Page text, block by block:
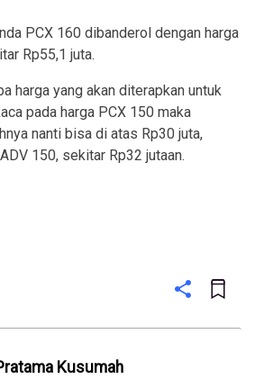
PCX 160 dibanderol dengan harga
Rp55,1 juta.
harga yang akan diterapkan untuk
pada harga PCX 150 maka
nanti bisa di atas Rp30 juta,
150, sekitar Rp32 jutaan.
Kusumah